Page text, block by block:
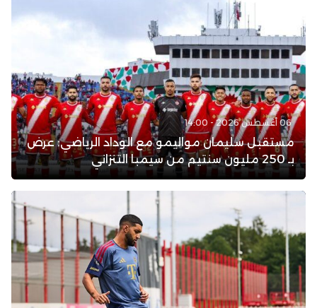
06 أغسطس 2026 - 14:00
مستقبل سليمان مواليمو مع الوداد الرياضي: عرض
بـ 250 مليون سنتيم من سيمبا التنزاني